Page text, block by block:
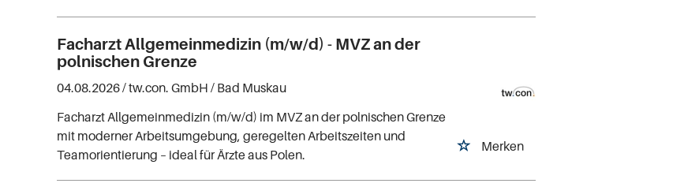
Facharzt Allgemeinmedizin (m/w/d) - MVZ an der
polnischen Grenze
Merken
04.08.2026 /tw.con. GmbH / Bad Muskau
Facharzt Allgemeinmedizin (m/w/d) im MVZ an der polnischen Grenze
mit moderner Arbeitsumgebung, geregelten Arbeitszeiten und
Teamorientierung – ideal für Ärzte aus Polen.